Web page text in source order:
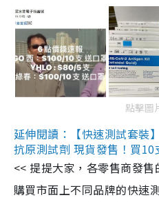
點擊圖
延伸閱讀：【快速測試套裝
抗原測試劑 現貨發售！買
<< 提提大家，各零售商發售
購買市面上不同品牌的快速